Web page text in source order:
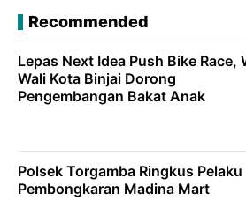
Recommended
Lepas Next Idea Push Bike Race,
Wali Kota Binjai Dorong
Pengembangan Bakat Anak
Polsek Torgamba Ringkus Pelaku
Pembongkaran Madina Mart